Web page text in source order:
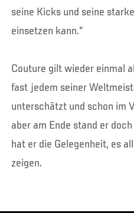
seine Kicks und seine
einsetzen kann.“
Couture gilt wieder einmal
fast jedem seiner
unterschätzt und schon im
aber am Ende stand er
hat er die Gelegenheit, es
zeigen.